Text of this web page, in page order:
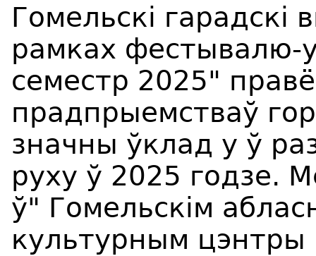
Гомельскі гарадскі
рамках
семестр 2025"
прадпрыемстваў
значны ўклад у ў
руху ў 2025 годзе.
ў" Гомельскім
культурным цэнтры